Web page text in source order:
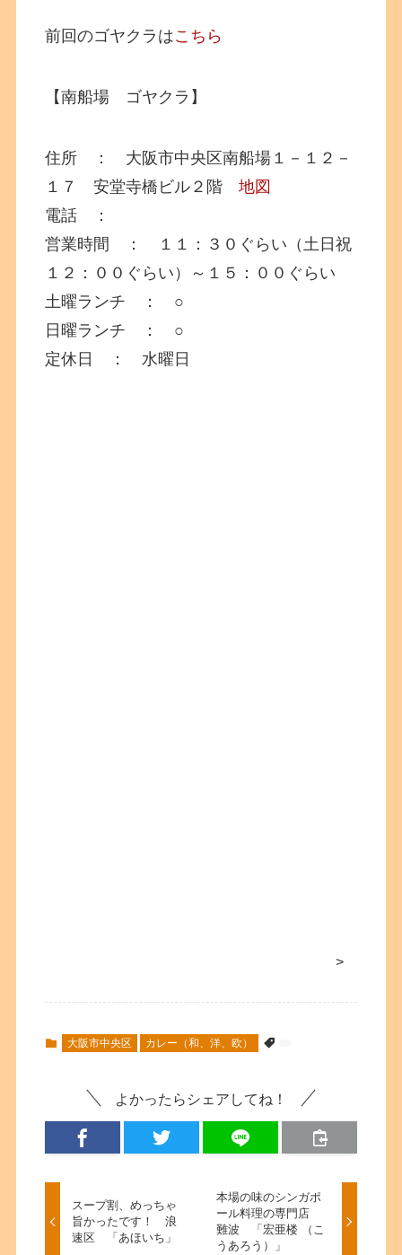
前回のゴヤクラはこちら
【南船場 ゴヤクラ】
住所 ： 大阪市中央区南船場１－１２－
１７ 安堂寺橋ビル２階地図
電話 ：
営業時間 ： １１：３０ぐらい（土日祝
１２：００ぐらい）～１５：００ぐらい
土曜ランチ ： ○
日曜ランチ ： ○
定休日 ： 水曜日
>
大阪市中央区 カレー（和、洋、欧）
よかったらシェアしてね！
スープ割、めっちゃ
旨かったです！ 浪
速区 「あほいち」
本場の味のシンガポ
ール料理の専門店
難波 「宏亜楼 （こ
うあろう）」